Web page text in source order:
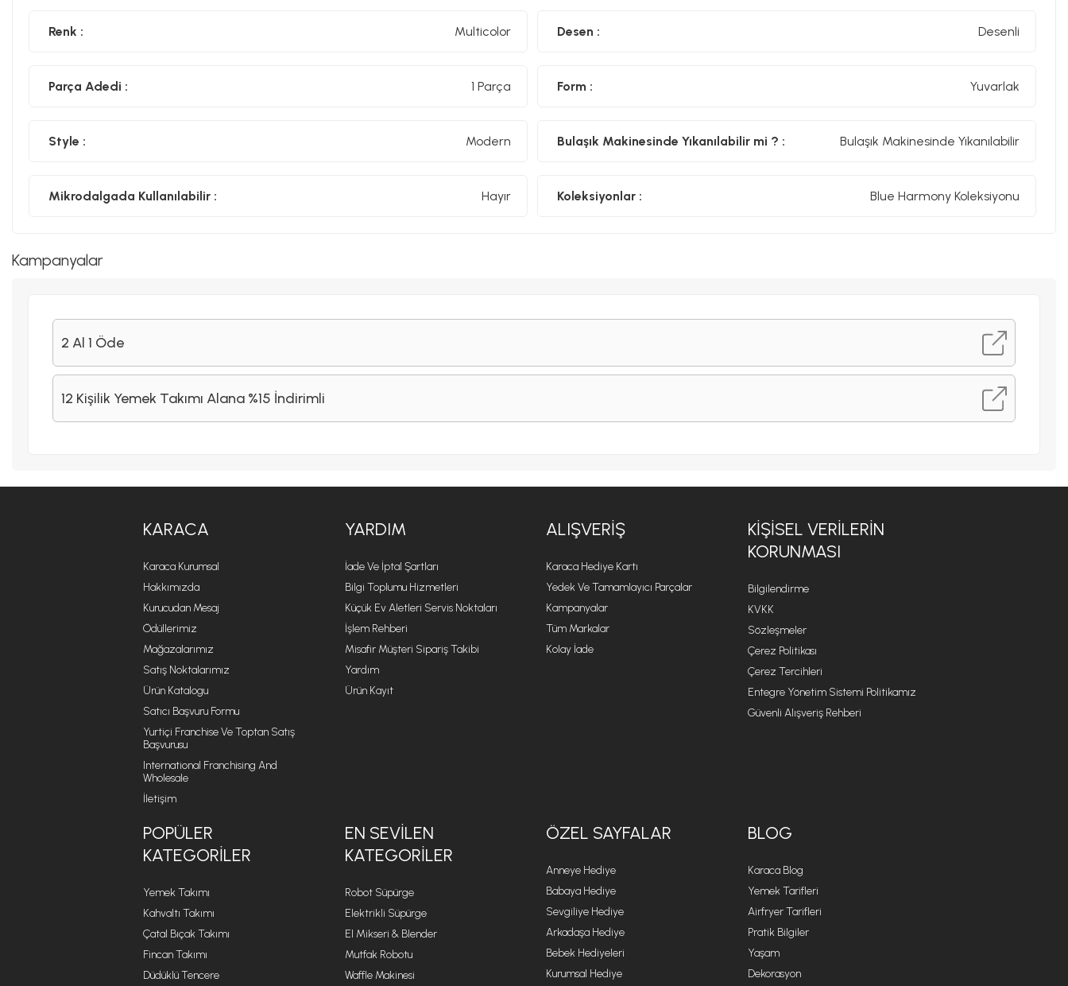
Renk : Multicolor Desen : Desenli
Parça Adedi : 1 Parça Form : Yuvarlak
Style : Modern Bulaşık Makinesinde Yıkanılabilir mi ? : Bulaşık Makinesinde Yıkanılabilir
Mikrodalgada Kullanılabilir : Hayır Koleksiyonlar : Blue Harmony Koleksiyonu
Kampanyalar
2 Al 1 Öde
12 Kişilik Yemek Takımı Alana %15 İndirimli
KARACA
Karaca Kurumsal
Hakkımızda
Kurucudan Mesaj
Ödüllerimiz
Mağazalarımız
Satış Noktalarımız
Ürün Katalogu
Satıcı Başvuru Formu
Yurtiçi Franchise Ve Toptan Satış
Başvurusu
International Franchising And
Wholesale
İletişim
YARDIM
İade Ve İptal Şartları
Bilgi Toplumu Hizmetleri
Küçük Ev Aletleri Servis Noktaları
İşlem Rehberi
Misafir Müşteri Sipariş Takibi
Yardım
Ürün Kayıt
ALIŞVERIŞ
Karaca Hediye Kartı
Yedek Ve Tamamlayıcı Parçalar
Kampanyalar
Tüm Markalar
Kolay İade
KIŞISEL VERILERIN
KORUNMASI
Bilgilendirme
KVKK
Sözleşmeler
Çerez Politikası
Çerez Tercihleri
Entegre Yönetim Sistemi Politikamız
Güvenli Alışveriş Rehberi
POPÜLER
KATEGORILER
Yemek Takımı
Kahvaltı Takımı
Çatal Bıçak Takımı
Fincan Takımı
Düdüklü Tencere
EN SEVILEN
KATEGORILER
Robot Süpürge
Elektrikli Süpürge
El Mikseri & Blender
Mutfak Robotu
Waffle Makinesi
ÖZEL SAYFALAR
Anneye Hediye
Babaya Hediye
Sevgiliye Hediye
Arkadaşa Hediye
Bebek Hediyeleri
Kurumsal Hediye
BLOG
Karaca Blog
Yemek Tarifleri
Airfryer Tarifleri
Pratik Bilgiler
Yaşam
Dekorasyon